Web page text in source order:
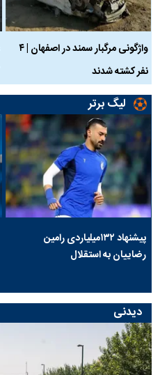
واژگونی مرگبار سمند در اصفهان | ۴
نفر کشته شدند
لیگ برتر
پیشنهاد ۱۳۲میلیاردی رامین
رضاییان به استقلال
دیدنی